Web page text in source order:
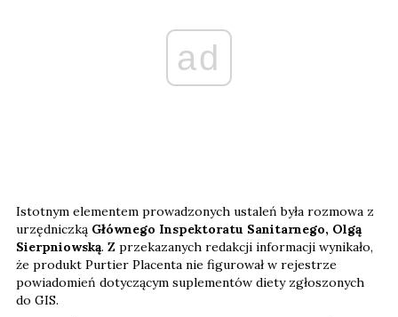
ad
Istotnym elementem prowadzonych ustaleń była rozmowa z
urzędniczką Głównego Inspektoratu Sanitarnego, Olgą
Sierpniowską. Z przekazanych redakcji informacji wynikało,
że produkt Purtier Placenta nie figurował w rejestrze
powiadomień dotyczącym suplementów diety zgłoszonych
do GIS.